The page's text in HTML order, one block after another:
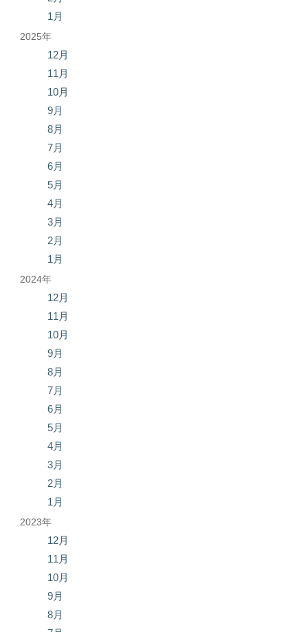
1月
2025年
12月
11月
10月
9月
8月
7月
6月
5月
4月
3月
2月
1月
2024年
12月
11月
10月
9月
8月
7月
6月
5月
4月
3月
2月
1月
2023年
12月
11月
10月
9月
8月